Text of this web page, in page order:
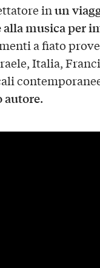
inun
musica per
a fiato
Italia,
.